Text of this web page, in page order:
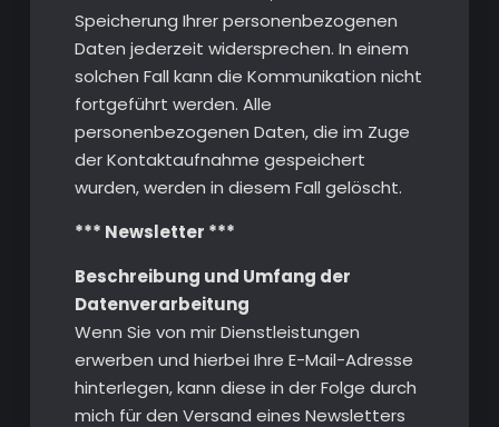
Speicherung Ihrer personenbezogenen
Daten jederzeit widersprechen. In einem
solchen Fall kann die Kommunikation nicht
fortgeführt werden. Alle
personenbezogenen Daten, die im Zuge
der Kontaktaufnahme gespeichert
wurden, werden in diesem Fall gelöscht.
*** Newsletter ***
Beschreibung und Umfang der
Datenverarbeitung
Wenn Sie von mir Dienstleistungen
erwerben und hierbei Ihre E-Mail-Adresse
hinterlegen, kann diese in der Folge durch
mich für den Versand eines Newsletters